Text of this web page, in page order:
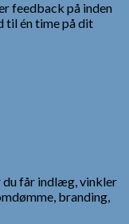
feedback på inden
til én time på dit
du får indlæg, vinkler
branding,